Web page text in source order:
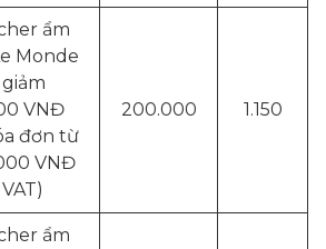
ẩm
Monde
VNĐ
đơn từ
VNĐ
200.000 1.150
ẩm